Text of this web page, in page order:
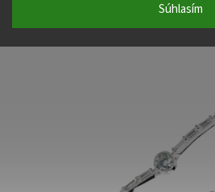
Súhlasím
SB98 - NÁRAMOK AG